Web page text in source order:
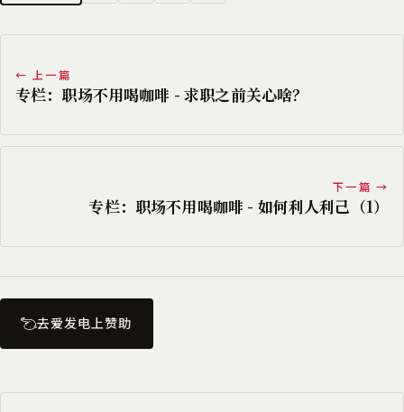
← 上一篇
专栏：职场不用喝咖啡 - 求职之前关心啥？
下一篇 →
专栏：职场不用喝咖啡 - 如何利人利己（1）
去爱发电上赞助